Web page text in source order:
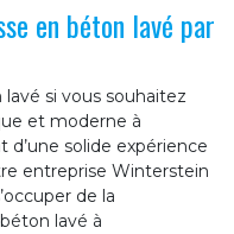
en béton lavé par
si vous souhaitez
et moderne à
d’une solide expérience
entreprise Winterstein
de la
lavé à